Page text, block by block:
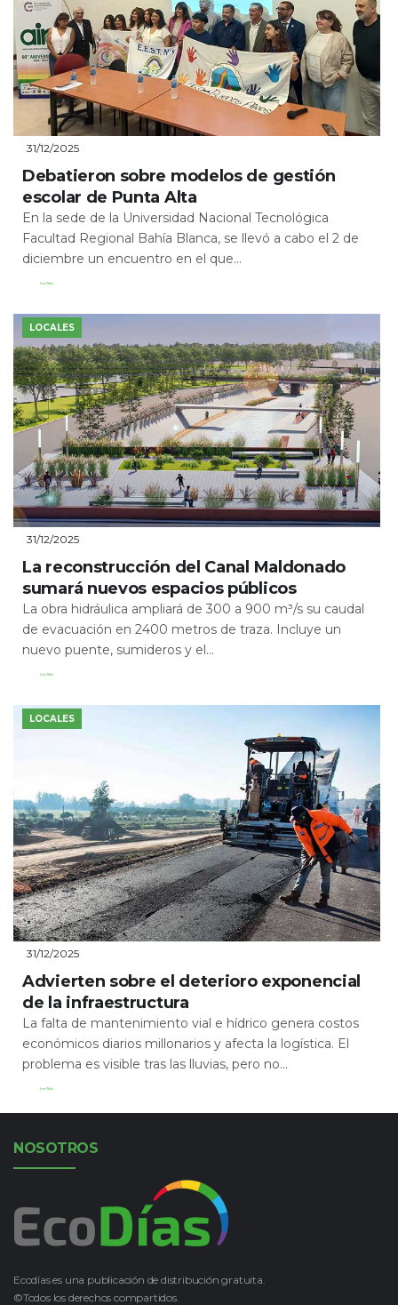
31/12/2025
Debatieron sobre modelos de gestión
escolar de Punta Alta
En la sede de la Universidad Nacional Tecnológica
Facultad Regional Bahía Blanca, se llevó a cabo el 2 de
diciembre un encuentro en el que...
Leer Más
LOCALES
31/12/2025
La reconstrucción del Canal Maldonado
sumará nuevos espacios públicos
La obra hidráulica ampliará de 300 a 900 m³/s su caudal
de evacuación en 2400 metros de traza. Incluye un
nuevo puente, sumideros y el...
Leer Más
LOCALES
31/12/2025
Advierten sobre el deterioro exponencial
de la infraestructura
La falta de mantenimiento vial e hídrico genera costos
económicos diarios millonarios y afecta la logística. El
problema es visible tras las lluvias, pero no...
Leer Más
NOSOTROS
Ecodías es una publicación de distribución gratuita.
©Todos los derechos compartidos.